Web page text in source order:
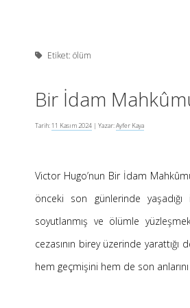
Etiket:ölüm
Bir İdam
Tarih:11 Kasım 2024 | Yazar:Ayfer Kaya
Victor Hugo’nun Bir İdam
önceki son günlerinde
soyutlanmış ve ölümle
cezasının birey üzerinde
hem geçmişini hem de son